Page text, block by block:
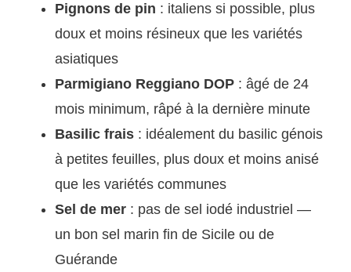
Pignons de pin : italiens si possible, plus
doux et moins résineux que les variétés
asiatiques
Parmigiano Reggiano DOP : âgé de 24
mois minimum, râpé à la dernière minute
Basilic frais : idéalement du basilic génois
à petites feuilles, plus doux et moins anisé
que les variétés communes
Sel de mer : pas de sel iodé industriel —
un bon sel marin fin de Sicile ou de
Guérande